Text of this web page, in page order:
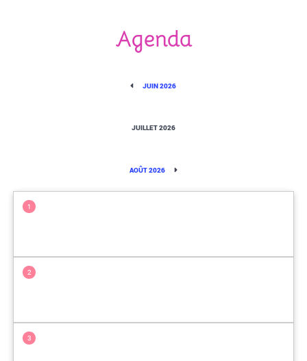
Agenda
JUIN 2026
JUILLET 2026
AOÛT 2026
1
2
3